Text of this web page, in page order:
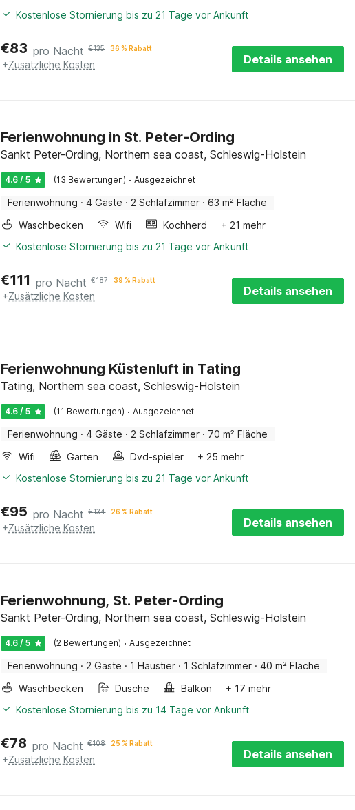
Kostenlose Stornierung bis zu 21 Tage vor Ankunft
€83 pro Nacht €135 36 % Rabatt
+Zusätzliche Kosten Details ansehen
Ferienwohnung in St. Peter-Ording
Sankt Peter-Ording, Northern sea coast, Schleswig-Holstein
4.6 / 5 (13 Bewertungen) · Ausgezeichnet
Ferienwohnung · 4 Gäste · 2 Schlafzimmer · 63 m² Fläche
Waschbecken
Wifi Kochherd
+ 21 mehr
Kostenlose Stornierung bis zu 21 Tage vor Ankunft
€111 pro Nacht €187 39 % Rabatt
+Zusätzliche Kosten Details ansehen
Ferienwohnung Küstenluft in Tating
Tating, Northern sea coast, Schleswig-Holstein
4.6 / 5 (11 Bewertungen) · Ausgezeichnet
Ferienwohnung · 4 Gäste · 2 Schlafzimmer · 70 m² Fläche
Wifi
Garten Dvd-spieler
+ 25 mehr
Kostenlose Stornierung bis zu 21 Tage vor Ankunft
€95 pro Nacht €134 26 % Rabatt
+Zusätzliche Kosten Details ansehen
Ferienwohnung, St. Peter-Ording
Sankt Peter-Ording, Northern sea coast, Schleswig-Holstein
4.6 / 5 (2 Bewertungen) · Ausgezeichnet
Ferienwohnung · 2 Gäste · 1 Haustier · 1 Schlafzimmer · 40 m² Fläche
Waschbecken
Dusche Balkon
+ 17 mehr
Kostenlose Stornierung bis zu 14 Tage vor Ankunft
€78 pro Nacht €108 25 % Rabatt
+Zusätzliche Kosten Details ansehen